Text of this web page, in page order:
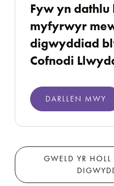
Fyw yn
myfyrwyr
digwyddiad
Cofnodi
DARLLEN MWY
GWELD YR